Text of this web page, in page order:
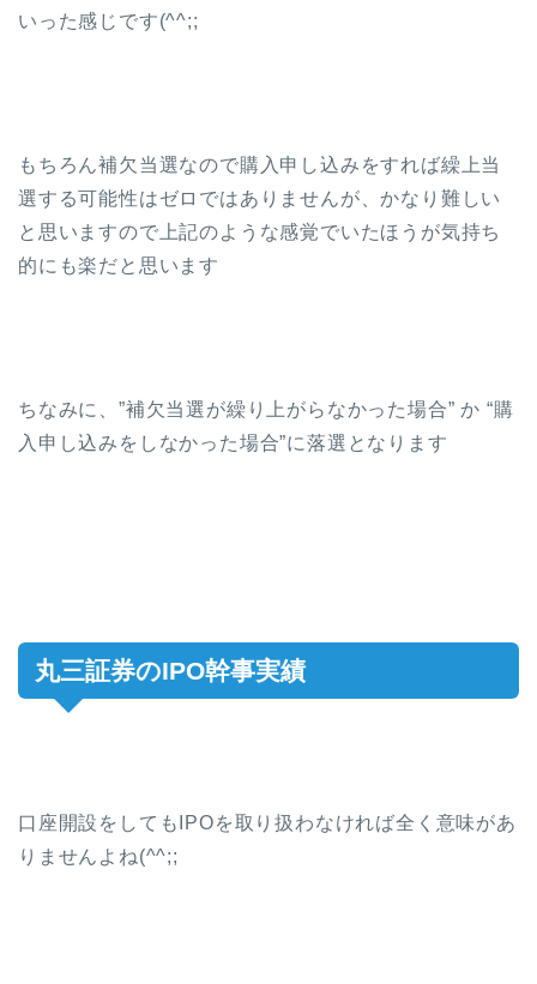
いった感じです(^^;;
もちろん補欠当選なので購入申し込みをすれば繰上当
選する可能性はゼロではありませんが、かなり難しい
と思いますので上記のような感覚でいたほうが気持ち
的にも楽だと思います
ちなみに、”補欠当選が繰り上がらなかった場合” か “購
入申し込みをしなかった場合”に落選となります
丸三証券のIPO幹事実績
口座開設をしてもIPOを取り扱わなければ全く意味があ
りませんよね(^^;;